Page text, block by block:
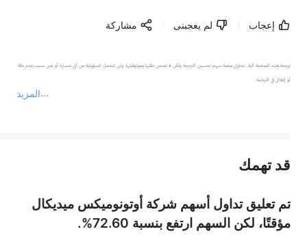
إعجاب لم يعجبنى مشاركة
المزيد
ترجمة هذه الصفحة آلية. تحاول منصة سهم تحسين الترجمة ولكن لا تضمن دقتها وموثوقيتها، ولن تتحمل المسؤولية عن أي خسارة أو ضرر بسبب عدم دقة
أو إغفال في الترجمة.
عند الضرورة، يرجى استشارة مستشار استثمار محترف. لا تقدم منصة سهم أي مشورة استثمارية، ولا تقدم أي التزامات أو ضمانات.
قد تهمك
تم تعليق تداول أسهم شركة أوتونوميكس ميديكال
مؤقتًا، لكن السهم ارتفع بنسبة 72.60%.